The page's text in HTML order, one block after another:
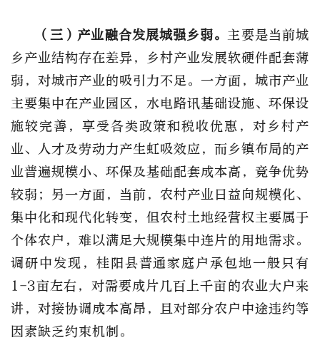
（三）产业融合发展城强乡弱。 主要是当前城
乡产业结构存在差异，乡村产业发展软硬件配套薄
弱，对城市产业的吸引力不足。一方面，城市产业
主要集中在产业园区，水电路讯基础设施、环保设
施较完善，享受各类政策和税收优惠，对乡村产
业、人才及劳动力产生虹吸效应，而乡镇布局的产
业普遍规模小、环保及基础配套成本高，竞争优势
较弱；另一方面，当前，农村产业日益向规模化、
集中化和现代化转变，但农村土地经营权主要属于
个体农户，难以满足大规模集中连片的用地需求。
调研中发现，桂阳县普通家庭户承包地一般只有
1-3亩左右，对需要成片几百上千亩的农业大户来
讲，对接协调成本高昂，且对部分农户中途违约等
因素缺乏约束机制。